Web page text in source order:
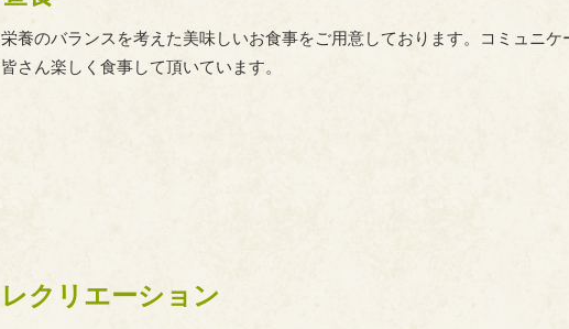
栄養のバランスを考えた美味しいお食事をご用意しております。コミュニケ
皆さん楽しく食事して頂いています。
レクリエーション